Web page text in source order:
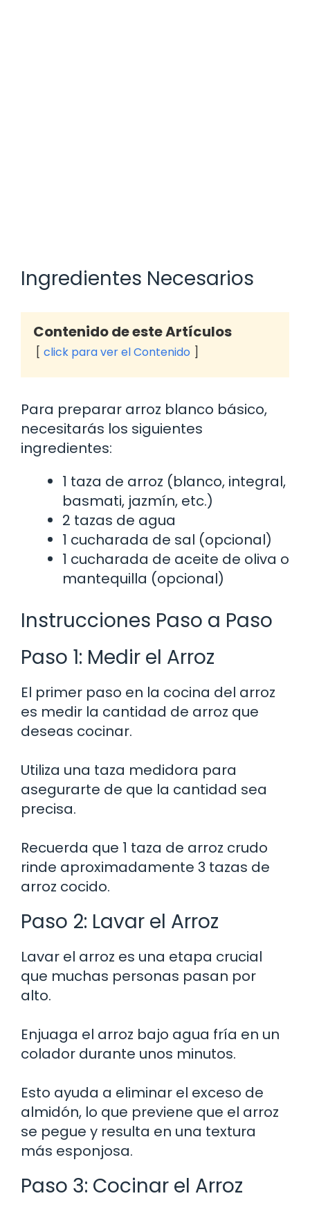
Ingredientes Necesarios
Contenido de este Artículos
click para ver el Contenido
Para preparar arroz blanco básico,
necesitarás los siguientes
ingredientes:
1 taza de arroz (blanco, integral,
basmati, jazmín, etc.)
2 tazas de agua
1 cucharada de sal (opcional)
1 cucharada de aceite de oliva o
mantequilla (opcional)
Instrucciones Paso a Paso
Paso 1: Medir el Arroz
El primer paso en la cocina del arroz
es medir la cantidad de arroz que
deseas cocinar.
Utiliza una taza medidora para
asegurarte de que la cantidad sea
precisa.
Recuerda que 1 taza de arroz crudo
rinde aproximadamente 3 tazas de
arroz cocido.
Paso 2: Lavar el Arroz
Lavar el arroz es una etapa crucial
que muchas personas pasan por
alto.
Enjuaga el arroz bajo agua fría en un
colador durante unos minutos.
Esto ayuda a eliminar el exceso de
almidón, lo que previene que el arroz
se pegue y resulta en una textura
más esponjosa.
Paso 3: Cocinar el Arroz